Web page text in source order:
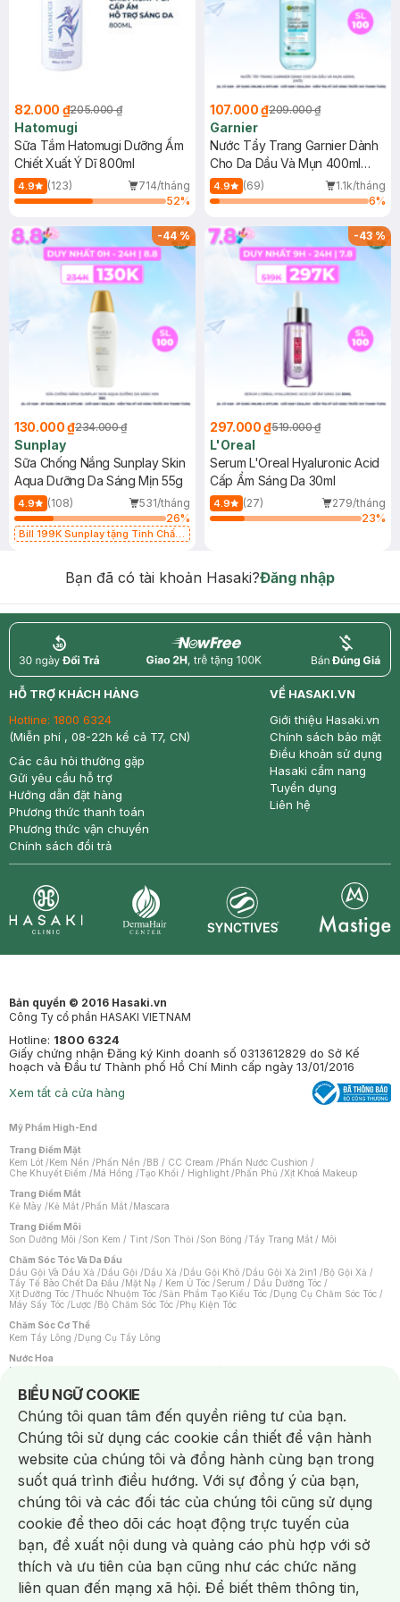
82.000 ₫205.000 ₫
Hatomugi
Sữa Tắm Hatomugi Dưỡng Ẩm
Chiết Xuất Ý Dĩ 800ml
4.9 (123)
714/tháng
52%
107.000 ₫209.000 ₫
Garnier
Nước Tẩy Trang Garnier Dành
Cho Da Dầu Và Mụn 400ml
(Mới)
4.9 (69)
1.1k/tháng
6%
-44%
130.000 ₫234.000 ₫
Sunplay
Sữa Chống Nắng Sunplay Skin
Aqua Dưỡng Da Sáng Mịn 55g
4.9 (108)
531/tháng
26%
Bill 199K Sunplay tặng Tinh Chất
-43%
297.000 ₫519.000 ₫
L'Oreal
Serum L'Oreal Hyaluronic Acid
Cấp Ẩm Sáng Da 30ml
4.9 (27)
279/tháng
23%
Bạn đã có tài khoản Hasaki?Đăng nhập
return nowfree price
HỖ TRỢ KHÁCH HÀNG
Hotline: 1800 6324
(Miễn phí , 08-22h kể cả T7, CN)
Các câu hỏi thường gặp
Gửi yêu cầu hỗ trợ
Hướng dẫn đặt hàng
Phương thức thanh toán
Phương thức vận chuyển
Chính sách đổi trả
VỀ HASAKI.VN
Giới thiệu Hasaki.vn
Chính sách bảo mật
Điều khoản sử dụng
Hasaki cẩm nang
Tuyển dụng
Liên hệ
Bản quyền © 2016 Hasaki.vn
Công Ty cổ phần HASAKI VIETNAM
Hotline: 1800 6324
Giấy chứng nhận Đăng ký Kinh doanh số 0313612829 do Sở Kế
hoạch và Đầu tư Thành phố Hồ Chí Minh cấp ngày 13/01/2016
Xem tất cả cửa hàng
Mỹ Phẩm High-End
Trang Điểm Mặt
Kem Lót /Kem Nền /Phấn Nền /BB / CC Cream /Phấn Nước Cushion /
Che Khuyết Điểm /Má Hồng /Tạo Khối / Highlight /Phấn Phủ /Xịt Khoá Makeup
Trang Điểm Mắt
Kẻ Mày /Kẻ Mắt /Phấn Mắt /Mascara
Trang Điểm Môi
Son Dưỡng Môi /Son Kem / Tint /Son Thỏi /Son Bóng /Tẩy Trang Mắt / Môi
Chăm Sóc Tóc Và Da Đầu
Dầu Gội Và Dầu Xả /Dầu Gội /Dầu Xả /Dầu Gội Khô /Dầu Gội Xả 2in1 /Bộ Gội Xả /
Tẩy Tế Bào Chết Da Đầu /Mặt Nạ / Kem Ủ Tóc /Serum / Dầu Dưỡng Tóc /
Xịt Dưỡng Tóc /Thuốc Nhuộm Tóc /Sản Phẩm Tạo Kiểu Tóc /Dụng Cụ Chăm Sóc Tóc /
Máy Sấy Tóc /Lược /Bộ Chăm Sóc Tóc /Phụ Kiện Tóc
Chăm Sóc Cơ Thể
Kem Tẩy Lông /Dụng Cụ Tẩy Lông
Nước Hoa
Nước Hoa Nữ
Chăm Sóc Cá Nhân
Chống Muỗi /Khẩu Trang /Máy Massage/Mặt Nạ Xông Hơi /Nước Rửa Tay/
Sản Phẩm Chăm Sóc Khác /Bàn Chải Đánh Răng /Bàn Chải Điện/
Hỗ Trợ Trắng Răng/Kem Đánh Răng /Máy Tăm Nước/ Nước Súc Miệng/
Tăm / Chỉ Nha Khoa/ Xịt Thơm Miệng / Dung Dịch Vệ Sinh/Dưỡng Vùng Kín/
Khăn Ướt Vệ Sinh Vùng Kín/Băng Vệ Sinh/Tampon/Bọt Cạo Râu /Dao Cạo Râu/
Máy Cạo Râu
Vấn Đề Về Da
Da Dầu / Lỗ Chân Lông To/ Da Khô / Mất Nước/ Da Lão Hóa/ Da Mụn/
Da Nhạy Cảm / Kích Ứng
Da Xỉn Màu Thâm / Nám / Tàn Nhang
Quầng Thâm & Bọng Mắt /Sẹo /Viêm Da Cơ Địa
Dụng Cụ / Phụ Kiện Chăm Sóc Da
Bông Tẩy Trang
Khăn Lau Mặt Khô Dụng Cụ / Máy Rửa Mặt Máy Chăm Sóc Da
Dụng Cụ Chăm Sóc Khác
BIỂU NGỮ COOKIE
Notice about cookies usage
Chúng tôi quan tâm đến quyền riêng tư của bạn.
Chúng tôi sử dụng các cookie cần thiết để vận hành
website của chúng tôi và đồng hành cùng bạn trong
suốt quá trình điều hướng. Với sự đồng ý của bạn,
chúng tôi và các đối tác của chúng tôi cũng sử dụng
cookie để theo dõi các hoạt động trực tuyến của
bạn, đề xuất nội dung và quảng cáo phù hợp với sở
thích và ưu tiên của bạn cũng như các chức năng
liên quan đến mạng xã hội. Để biết thêm thông tin,